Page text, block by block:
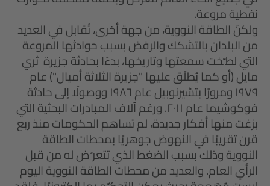
نفطية مروعة.
ولكنّ الطاقة النووية، من جهة أخرى، تُقابل في العديد
من البلدان بالتشكك والرفض بسبب حوادثها المروعة
التي لطَّخت سمعتها وتاريخها، بدءًا بحادثة جزيرة ثري
مايل (أو كما يُطلَق عليها "جزيرة الثلاثة أميال") عام
١٩٧٩ ومرورًا بتشيرنوبيل عام ١٩٨٦ ووصولًا إلى حادثة
فوكوشيما عام ٢٠١١. ورغم آلاف المبادرات البحثية التي
بزغت منها أفكار جديدة، لم تساهم الحكومات منذ ربع
قرن تقريبًا في النهوض جوهريًا بمحطات الطاقة
النووية وذلك بسبب الضغط الذي تتعرَّض له من قبل
الرأي العام. والعديد من محطات الطاقة النووية اليوم